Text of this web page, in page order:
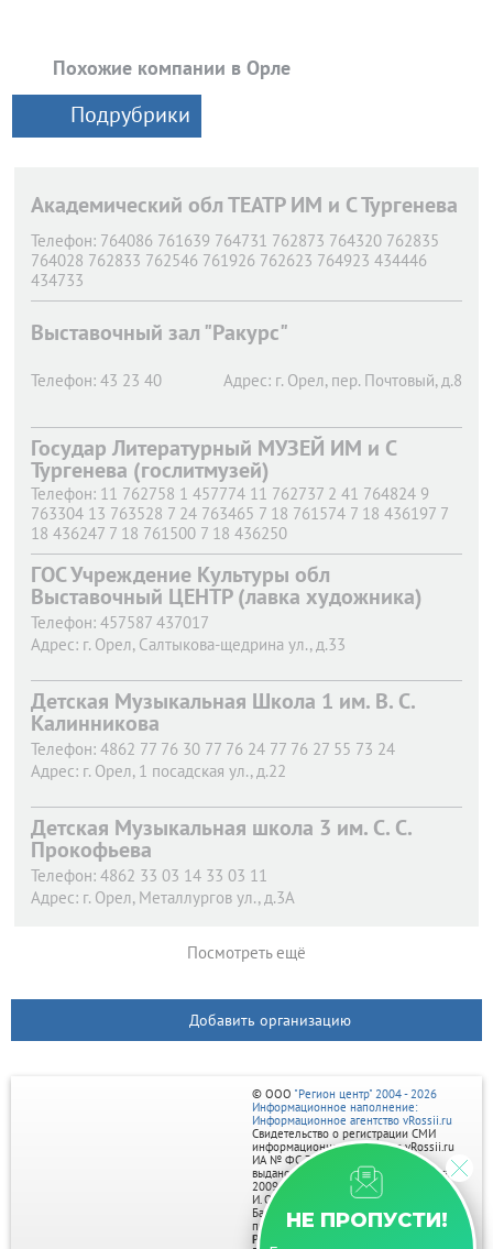
Похожие компании в Орле
Подрубрики
Академический обл ТЕАТР ИМ и С Тургенева
Телефон: 764086 761639 764731 762873 764320 762835
764028 762833 762546 761926 762623 764923 434446
434733
Адрес: г. Орел, Ленина пл., д.2
Выставочный зал "Ракурс"
Телефон: 43 23 40 Адрес: г. Орел, пер. Почтовый, д.8
Государ Литературный МУЗЕЙ ИМ и С
Тургенева (гослитмузей)
Телефон: 11 762758 1 457774 11 762737 2 41 764824 9
763304 13 763528 7 24 763465 7 18 761574 7 18 436197 7
18 436247 7 18 761500 7 18 436250
Адрес: г. Орел, Тургенева ул., д.11
ГОС Учреждение Культуры обл
Выставочный ЦЕНТР (лавка художника)
Телефон: 457587 437017
Адрес: г. Орел, Салтыкова-щедрина ул., д.33
Детская Музыкальная Школа 1 им. В. С.
Калинникова
Телефон: 4862 77 76 30 77 76 24 77 76 27 55 73 24
Адрес: г. Орел, 1 посадская ул., д.22
Детская Музыкальная школа 3 им. С. С.
Прокофьева
Телефон: 4862 33 03 14 33 03 11
Адрес: г. Орел, Металлургов ул., д.3А
Посмотреть ещё
Добавить организацию
НЕ ПРОПУСТИ!
© ООО "Регион центр" 2004 - 2026
Информационное наполнение:
Информационное агентство vRossii.ru
Свидетельство о регистрации СМИ
информационного агентства vRossii.ru
ИА № ФС 77‑35502
выдано РОСКОМНАДЗОРом 04 марта
2009г.
И. О. Главного редактора Нарыков А. Н.
Баннеры на портале размещаются на
правах рекламы.
Реклама на портале: